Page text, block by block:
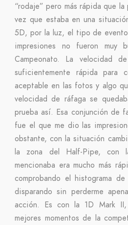
“rodaje” pero más rápida que la
vez que estaba en una
5D, por la luz, el tipo de
impresiones no fueron muy
Campeonato. La velocidad
suficientemente rápida para
aceptable en las fotos y algo
velocidad de ráfaga se
prueba así. Esa conjunción de
fue el que me dio las
obstante, con la situación
la zona del Half-Pipe, con
mencionaba era mucho más
comprobando el histograma
disparando sin perderme
acción. Es con la 1D Mark
mejores momentos de la